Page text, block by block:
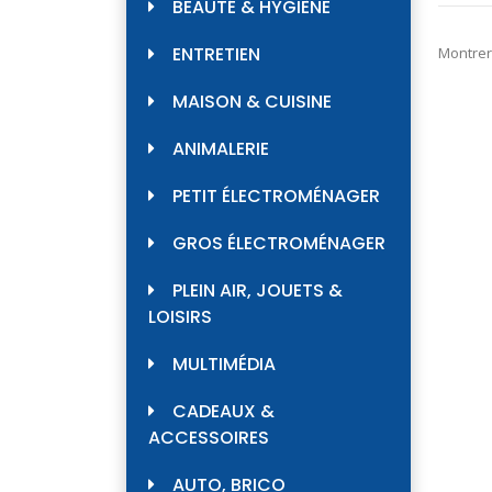
BEAUTÉ & HYGIÈNE
ENTRETIEN
MAISON & CUISINE
ANIMALERIE
PETIT ÉLECTROMÉNAGER
GROS ÉLECTROMÉNAGER
PLEIN AIR, JOUETS &
LOISIRS
MULTIMÉDIA
CADEAUX &
ACCESSOIRES
AUTO, BRICO